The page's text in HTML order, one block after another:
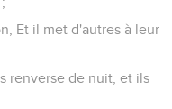
Et il met d'autres à leur
renverse de nuit, et ils